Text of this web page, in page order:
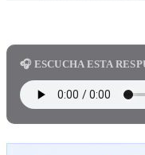
🎧 ESCUCHA ESTA